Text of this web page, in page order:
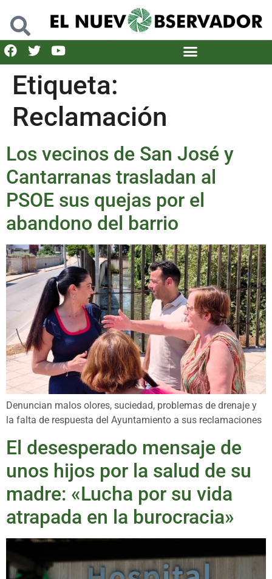
Etiqueta:
Reclamación
Los vecinos de San José y
Cantarranas trasladan al
PSOE sus quejas por el
abandono del barrio
Denuncian malos olores, suciedad, problemas de drenaje y
la falta de respuesta del Ayuntamiento a sus reclamaciones
El desesperado mensaje de
unos hijos por la salud de su
madre: «Lucha por su vida
atrapada en la burocracia»